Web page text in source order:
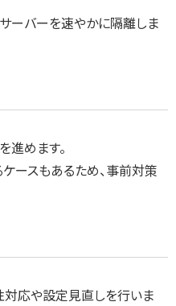
ーバーを速やかに隔離しま
進めます。
ースもあるため、事前対策
対応や設定見直しを行いま